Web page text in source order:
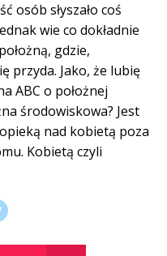
osób słyszało coś
wie co dokładnie
gdzie,
przyda. Jako, że lubię
ABC o położnej
środowiskowa? Jest
nad kobietą poza
Kobietą czyli